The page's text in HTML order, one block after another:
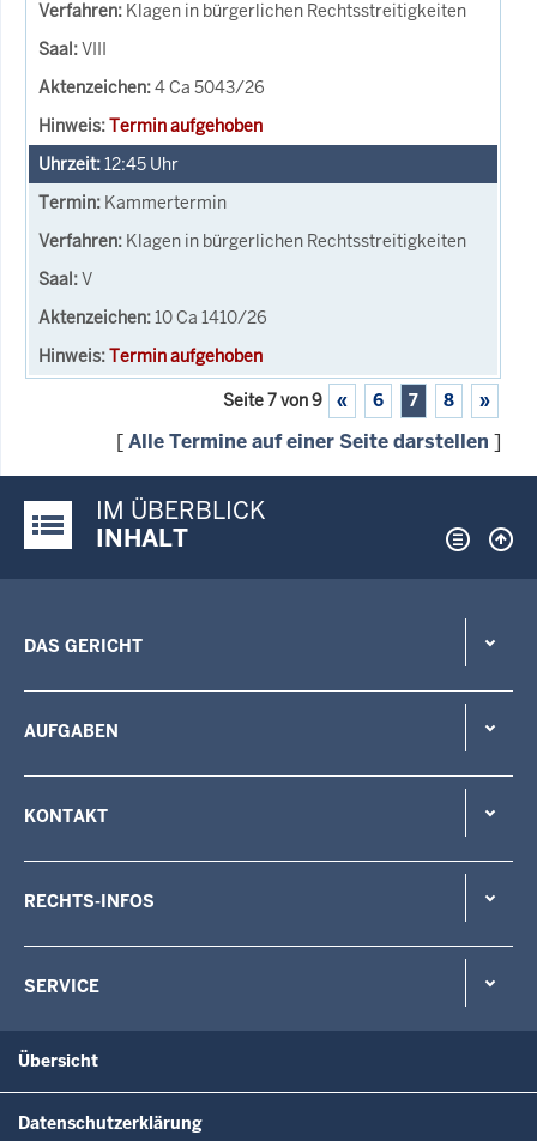
Klagen in bürgerlichen Rechtsstreitigkeiten
VIII
4 Ca 5043/26
Termin aufgehoben
12:45 Uhr
Kammertermin
Klagen in bürgerlichen Rechtsstreitigkeiten
V
10 Ca 1410/26
Termin aufgehoben
Seite 7 von 9 « 6 7 8 »
[Alle Termine auf einer Seite darstellen ]
Justiz-Portal im Überblick:
IM ÜBERBLICK
INHALT
DAS GERICHT
AUFGABEN
KONTAKT
RECHTS-INFOS
SERVICE
Übersicht
Datenschutzerklärung